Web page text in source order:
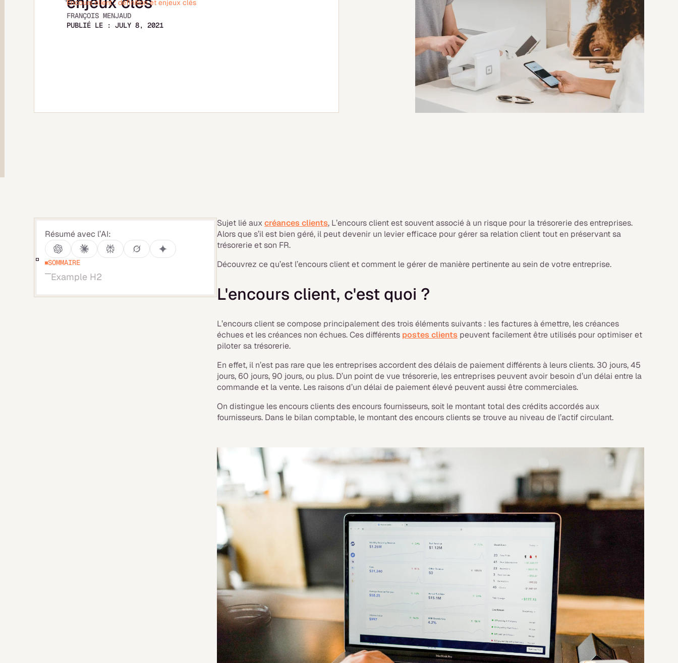
Encours client : définition et enjeux clés
FRANÇOIS MENJAUD
PUBLIÉ LE :JULY 8, 2021
Résumé avec l’AI:
SOMMAIRE
Example H2
Sujet lié auxcréances clients, L’encours client est souvent associé à un risque pour la trésorerie des entreprises.
Alors que s’il est bien géré, il peut devenir un levier efficace pour gérer sa relation client tout en préservant sa
trésorerie et son FR.
Découvrez ce qu’est l’encours client et comment le gérer de manière pertinente au sein de votre entreprise.
L'encours client, c'est quoi ?
L’encours client se compose principalement des trois éléments suivants : les factures à émettre, les créances
échues et les créances non échues. Ces différents postes clients peuvent facilement être utilisés pour optimiser et
piloter sa trésorerie.
En effet, il n’est pas rare que les entreprises accordent des délais de paiement différents à leurs clients. 30 jours, 45
jours, 60 jours, 90 jours, ou plus. D’un point de vue trésorerie, les entreprises peuvent avoir besoin d’un délai entre la
commande et la vente. Les raisons d’un délai de paiement élevé peuvent aussi être commerciales.
On distingue les encours clients des encours fournisseurs, soit le montant total des crédits accordés aux
fournisseurs. Dans le bilan comptable, le montant des encours clients se trouve au niveau de l’actif circulant.